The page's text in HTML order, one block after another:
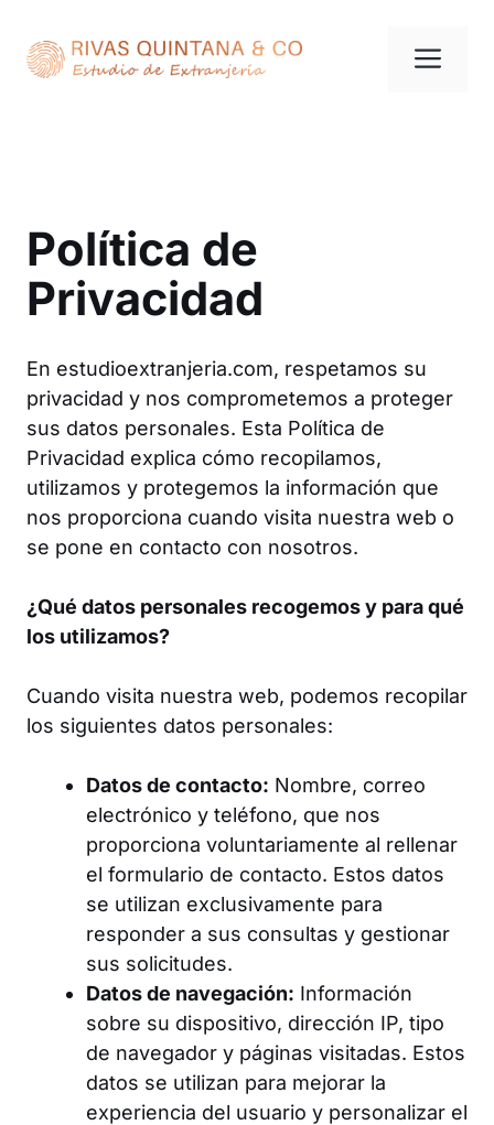
contenido
Política de
Privacidad
En estudioextranjeria.com, respetamos su
privacidad y nos comprometemos a proteger
sus datos personales. Esta Política de
Privacidad explica cómo recopilamos,
utilizamos y protegemos la información que
nos proporciona cuando visita nuestra web o
se pone en contacto con nosotros.
¿Qué datos personales recogemos y para qué
los utilizamos?
Cuando visita nuestra web, podemos recopilar
los siguientes datos personales:
Datos de contacto: Nombre, correo
electrónico y teléfono, que nos
proporciona voluntariamente al rellenar
el formulario de contacto. Estos datos
se utilizan exclusivamente para
responder a sus consultas y gestionar
sus solicitudes.
Datos de navegación: Información
sobre su dispositivo, dirección IP, tipo
de navegador y páginas visitadas. Estos
datos se utilizan para mejorar la
experiencia del usuario y personalizar el